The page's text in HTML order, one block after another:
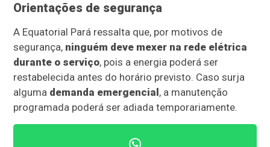
Orientações de segurança
A Equatorial Pará ressalta que, por motivos de
segurança, ninguém deve mexer na rede elétrica
durante o serviço, pois a energia poderá ser
restabelecida antes do horário previsto. Caso surja
alguma demanda emergencial, a manutenção
programada poderá ser adiada temporariamente.